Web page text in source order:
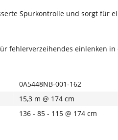
Spurkontrolle und sorgt für
fehlerverzeihendes einlenken
0A5448NB-001-162
15,3 m @ 174 cm
136 - 85 - 115 @ 174 cm